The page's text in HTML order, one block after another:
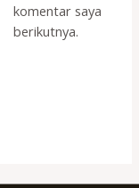
komentar saya
berikutnya.